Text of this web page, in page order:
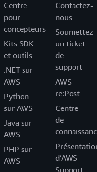
Centre
pour
concepteurs
Kits SDK
et outils
.NET sur
AWS
Python
sur AWS
Java sur
AWS
PHP sur
AWS
Contactez-
nous
Soumettez
un ticket
de
support
AWS
re:Post
Centre
de
d’AWS
Support